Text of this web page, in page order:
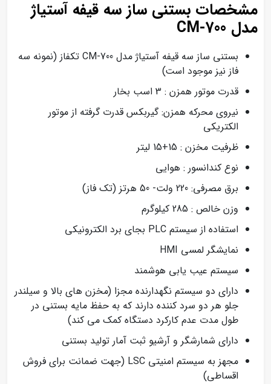
مشخصات بستنی ساز سه قیفه آستیاژ
مدل CM-700
بستنی ساز سه قیفه آستیاژ مدل CM-700 تکفاز (نمونه سه
فاز نیز موجود است)
قدرت موتور همزن : 3 اسب بخار
نیروی محرکه همزن: گیربکس قدرت گرفته از موتور
الکتریکی
ظرفیت مخزن : 15+15 لیتر
نوع کندانسور : هوایی
برق مصرفی: 220 ولت- 50 هرتز (تک فاز)
وزن خالص : 285 کیلوگرم
استفاده از سیستم PLC بجای برد الکترونیکی
نمایشگر لمسی HMI
سیستم عیب یابی هوشمند
دارای دو سیستم نگهدارنده مجزا (مخزن های بالا و سیلندر
جلو هر دو سرد کننده دارند که به حفظ مایه بستنی در
طول مدت عدم کارکرد دستگاه کمک می کند)
دارای شمارشگر و آرشیو ثبت آمار تولید بستنی
مجهز به سیستم امنیتی LSC (جهت ضمانت برای فروش
اقساطی)